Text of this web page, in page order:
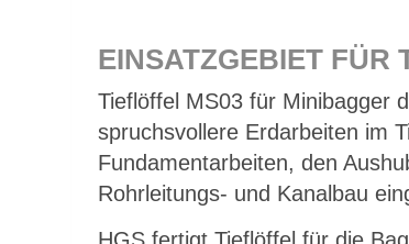
EIN­SATZ­GE­BIET FÜR
Tief­löf­fel MS03 für Mi­ni­bag­ger
spruchs­vol­le­re Erd­ar­bei­ten im
Fun­da­men­tar­bei­ten, den
Rohr­lei­tungs- und Ka­nal­bau